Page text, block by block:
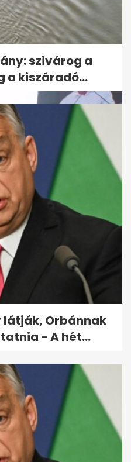
"Én volnék
első...
meg
a szombati
szivárog a
a kiszáradó...
látják, Orbánnak
- A hét...